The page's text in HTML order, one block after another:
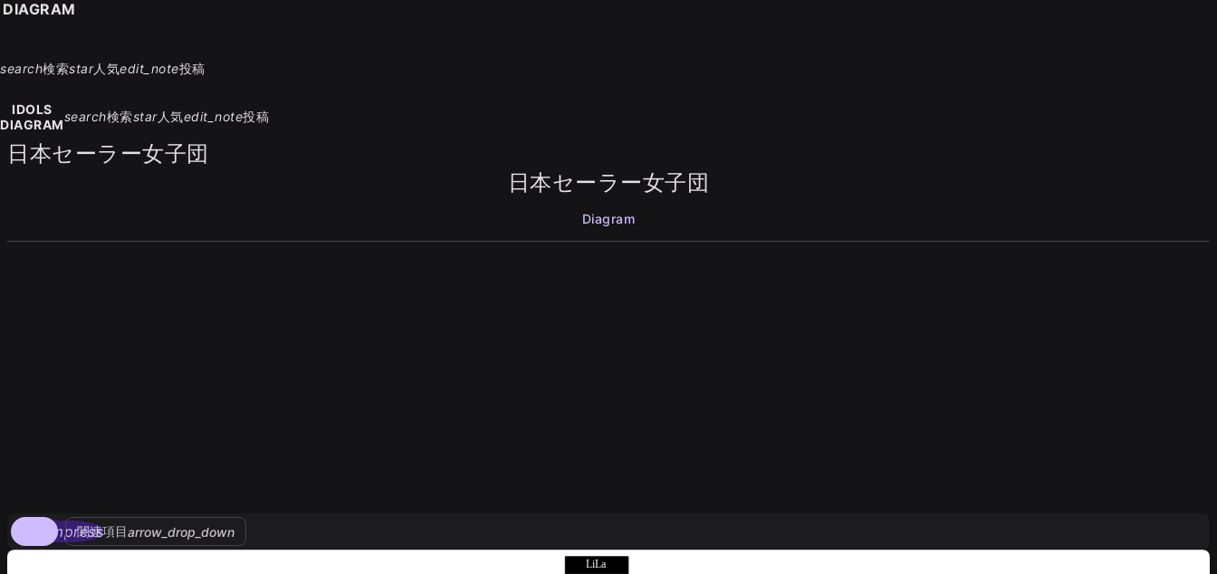
search検索star人気edit_note投稿
IDOLS
DIAGRAM
search検索star人気edit_note投稿
日本セーラー女子団
日本セーラー女子団
Diagram
compress
関連項目arrow_drop_down